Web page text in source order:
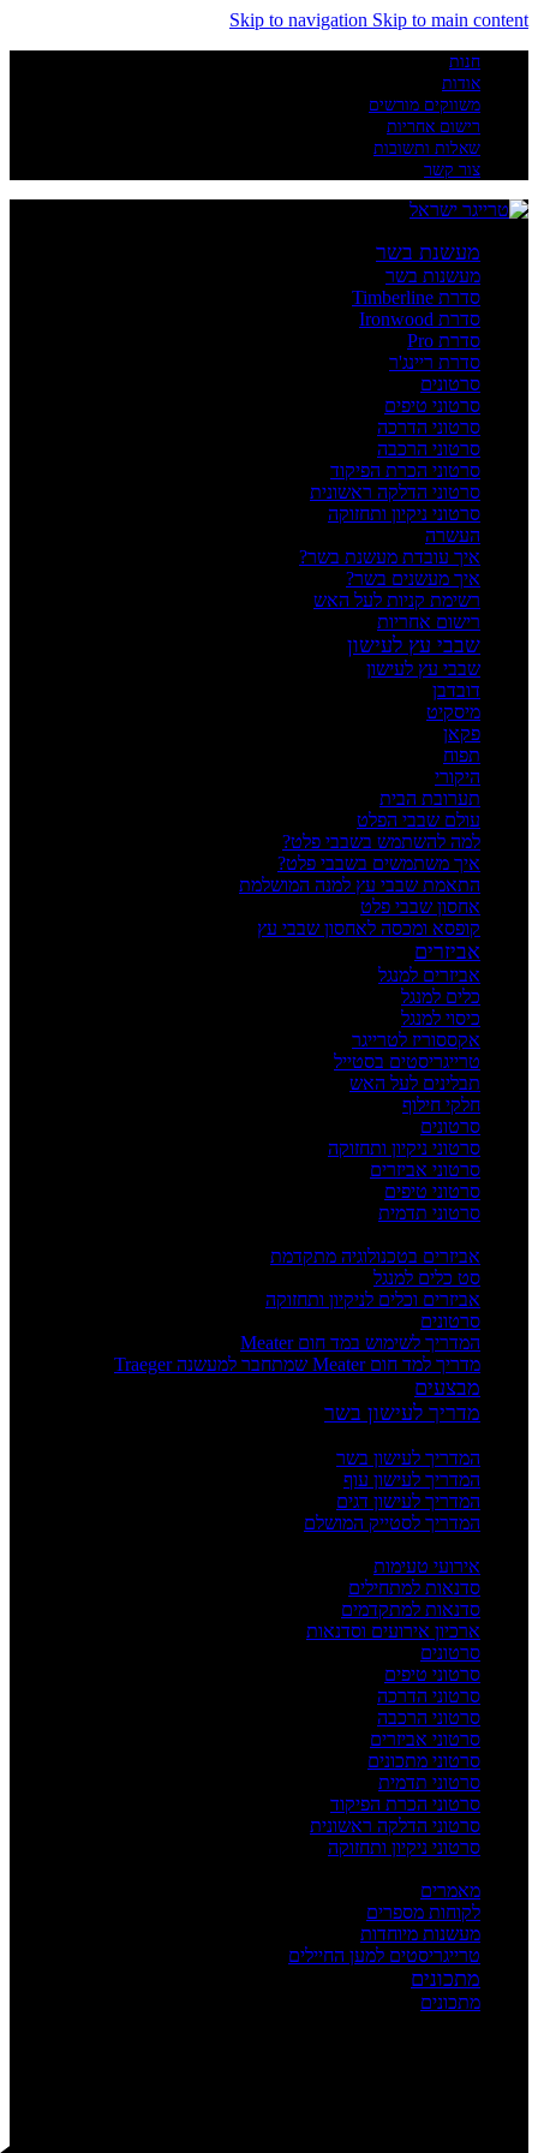
Skip to navigation Skip to main content
חנות
אודות
משווקים מורשים
רישום אחריות
שאלות ותשובות
צור קשר
מעשנת בשר
מעשנות בשר
סדרת Timberline
סדרת Ironwood
סדרת Pro
סדרת ריינג'ר
סרטונים
סרטוני טיפים
סרטוני הדרכה
סרטוני הרכבה
סרטוני הכרת הפיקוד
סרטוני הדלקה ראשונית
סרטוני ניקיון ותחזוקה
העשרה
איך עובדת מעשנת בשר?
איך מעשנים בשר?
רשימת קניות לעל האש
רישום אחריות
שבבי עץ לעישון
שבבי עץ לעישון
דובדבן
מיסקיט
פקאן
תפוח
היקורי
תערובת הבית
עולם שבבי הפלט
למה להשתמש בשבבי פלט?
איך משתמשים בשבבי פלט?
התאמת שבבי עץ למנה המושלמת
אחסון שבבי פלט
קופסא ומכסה לאחסון שבבי עץ
אביזרים
אביזרים למנגל
כלים למנגל
כיסוי למנגל
אקססוריז לטרייגר
טרייגריסטים בסטייל
תבלינים לעל האש
חלקי חילוף
סרטונים
סרטוני ניקיון ותחזוקה
סרטוני אביזרים
סרטוני טיפים
סרטוני תדמית
אביזרים בטכנולוגיה מתקדמת
סט כלים למנגל
אביזרים וכלים לניקיון ותחזוקה
סרטונים
המדריך לשימוש במד חום Meater
מדריך למד חום Meater שמתחבר למעשנה Traeger
מבצעים
מדריך לעישון בשר
המדריך לעישון בשר
המדריך לעישון עוף
המדריך לעישון דגים
המדריך לסטייק המושלם
אירועי טעימות
סדנאות למתחילים
סדנאות למתקדמים
ארכיון אירועים וסדנאות
סרטונים
סרטוני טיפים
סרטוני הדרכה
סרטוני הרכבה
סרטוני אביזרים
סרטוני מתכונים
סרטוני תדמית
סרטוני הכרת הפיקוד
סרטוני הדלקה ראשונית
סרטוני ניקיון ותחזוקה
מאמרים
לקוחות מספרים
מעשנות מיוחדות
טרייגריסטים למען החיילים
מתכונים
מתכונים